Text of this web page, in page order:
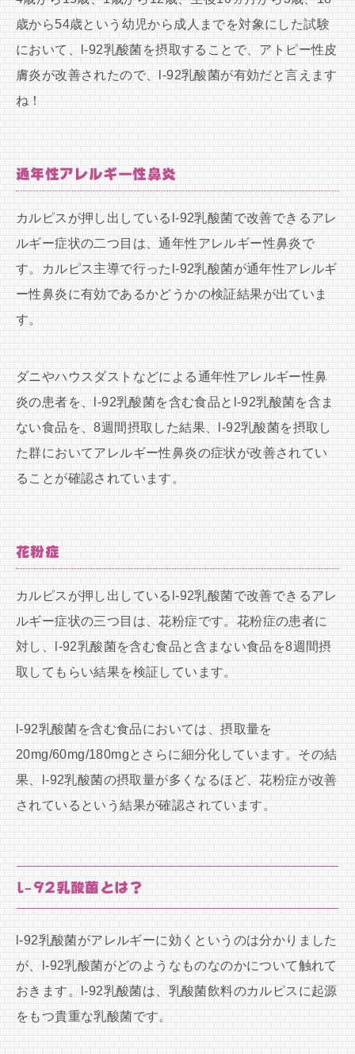
歳から54歳という幼児から成人までを対象にした試験
において、l-92乳酸菌を摂取することで、アトピー性皮
膚炎が改善されたので、l-92乳酸菌が有効だと言えます
ね！
通年性アレルギー性鼻炎
カルピスが押し出しているl-92乳酸菌で改善できるアレ
ルギー症状の二つ目は、通年性アレルギー性鼻炎で
す。カルピス主導で行ったl-92乳酸菌が通年性アレルギ
ー性鼻炎に有効であるかどうかの検証結果が出ていま
す。
ダニやハウスダストなどによる通年性アレルギー性鼻
炎の患者を、l-92乳酸菌を含む食品とl-92乳酸菌を含ま
ない食品を、8週間摂取した結果、l-92乳酸菌を摂取し
た群においてアレルギー性鼻炎の症状が改善されてい
ることが確認されています。
花粉症
カルピスが押し出しているl-92乳酸菌で改善できるアレ
ルギー症状の三つ目は、花粉症です。花粉症の患者に
対し、l-92乳酸菌を含む食品と含まない食品を8週間摂
取してもらい結果を検証しています。
l-92乳酸菌を含む食品においては、摂取量を
20mg/60mg/180mgとさらに細分化しています。その結
果、l-92乳酸菌の摂取量が多くなるほど、花粉症が改善
されているという結果が確認されています。
l-92乳酸菌とは？
l-92乳酸菌がアレルギーに効くというのは分かりました
が、l-92乳酸菌がどのようなものなのかについて触れて
おきます。l-92乳酸菌は、乳酸菌飲料のカルピスに起源
をもつ貴重な乳酸菌です。